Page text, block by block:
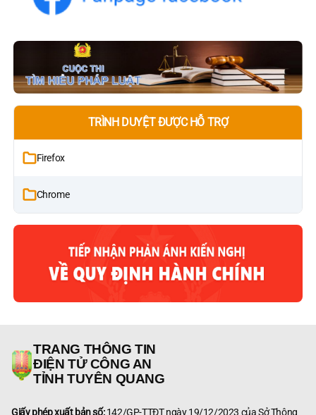
TRÌNH DUYỆT ĐƯỢC HỖ TRỢ
Firefox
Chrome
TRANG THÔNG TIN
ĐIỆN TỬ CÔNG AN
TỈNH TUYÊN QUANG
Giấy phép xuất bản số:142/GP-TTĐT ngày 19/12/2023 của Sở Thông